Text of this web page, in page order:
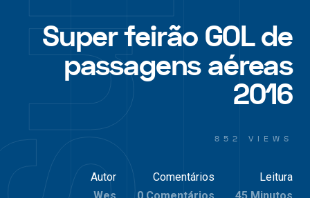
Super feirão GOL de
passagens aéreas
2016
852 VIEWS
Autor
Comentários
Leitura